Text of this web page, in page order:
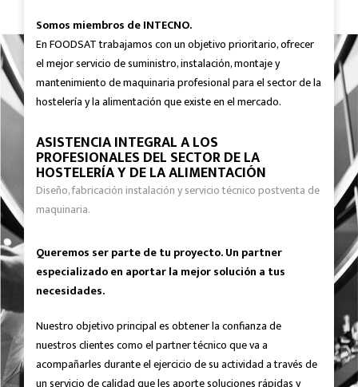
Somos miembros de INTECNO.
En FOODSAT trabajamos con un objetivo prioritario, ofrecer
el mejor servicio de suministro, instalación, montaje y
mantenimiento de maquinaria profesional para el sector de la
hostelería y la alimentación que existe en el mercado.
ASISTENCIA INTEGRAL A LOS
PROFESIONALES DEL SECTOR DE LA
HOSTELERÍA Y DE LA ALIMENTACIÓN
Diseño, fabricación instalación y servicio técnico postventa de
maquinaria.
Queremos ser parte de tu proyecto. Un partner
especializado en aportar la mejor solución a tus
necesidades.
Nuestro objetivo principal es obtener la confianza de
nuestros clientes como el partner técnico que va a
acompañarles durante el ejercicio de su actividad a través de